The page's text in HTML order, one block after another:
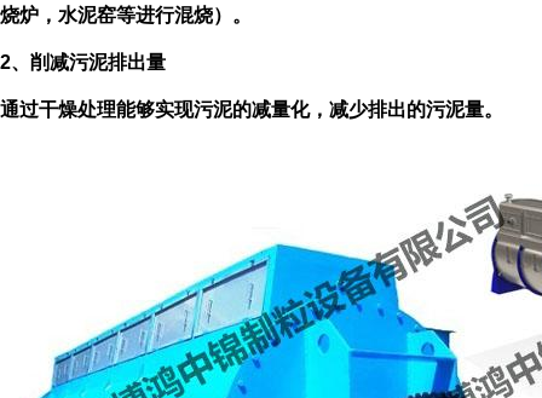
烧炉，水泥窑等进行混烧）。
2、削减污泥排出量
通过干燥处理能够实现污泥的减量化，减少排出的污泥量。